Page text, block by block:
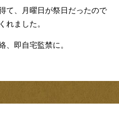
て、月曜日が祭日だったので
れました。
、即自宅監禁に。